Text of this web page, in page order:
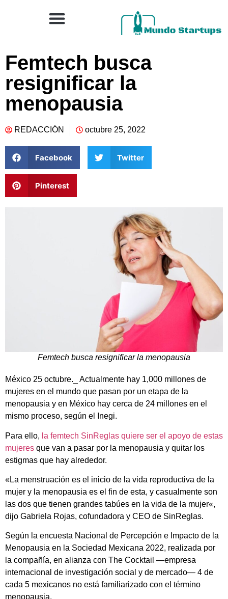
Femtech busca
resignificar la
menopausia
REDACCIÓN octubre 25, 2022
Facebook Twitter
Pinterest
Femtech busca resignificar la menopausia
México 25 octubre._ Actualmente hay 1,000 millones de
mujeres en el mundo que pasan por un etapa de la
menopausia y en México hay cerca de 24 millones en el
mismo proceso, según el Inegi.
Para ello, la femtech SinReglas quiere ser el apoyo de estas
mujeres que van a pasar por la menopausia y quitar los
estigmas que hay alrededor.
«La menstruación es el inicio de la vida reproductiva de la
mujer y la menopausia es el fin de esta, y casualmente son
las dos que tienen grandes tabúes en la vida de la mujer«,
dijo Gabriela Rojas, cofundadora y CEO de SinReglas.
Según la encuesta Nacional de Percepción e Impacto de la
Menopausia en la Sociedad Mexicana 2022, realizada por
la compañía, en alianza con The Cocktail —empresa
internacional de investigación social y de mercado— 4 de
cada 5 mexicanos no está familiarizado con el término
menopausia.